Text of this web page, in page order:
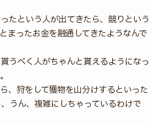
たという人が出てきたら、競りという
まったお金を融通してきたようなんで
うべく人がちゃんと貰えるようになっ
、狩をして獲物を山分けするといった
うん、複雑にしちゃっているわけで